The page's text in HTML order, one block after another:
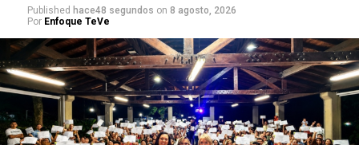
Published hace48 segundos on 8 agosto, 2026
Por Enfoque TeVe